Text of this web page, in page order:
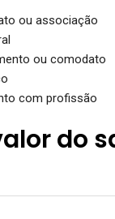
ou associação
ou comodato
com profissão
do